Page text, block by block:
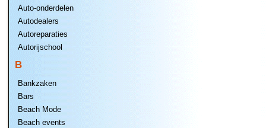
Auto-onderdelen
Autodealers
Autoreparaties
Autorijschool
B
Bankzaken
Bars
Beach Mode
Beach events